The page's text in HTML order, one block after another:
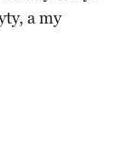
a my